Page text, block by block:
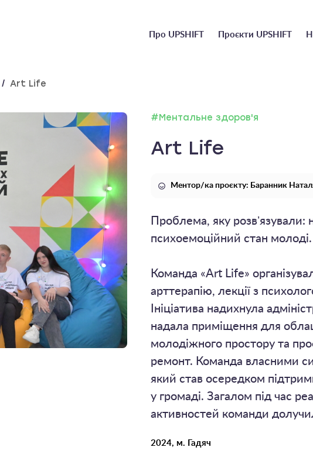
Головне
Про UPSHIFT Проєкти UPSHIFT
/ Art Life
#Ментальне здоров'я
Art Life
Ментор/ка проєкту: Баранник
Проблема, яку розвʼязували:
психоемоційний стан молоді.
Команда «Art Life»
арттерапію, лекції з
Ініціатива надихнула
надала приміщення для
молодіжного простору та
ремонт. Команда власними
який став осередком
у громаді. Загалом під час
активностей команди
2024, м. Гадяч